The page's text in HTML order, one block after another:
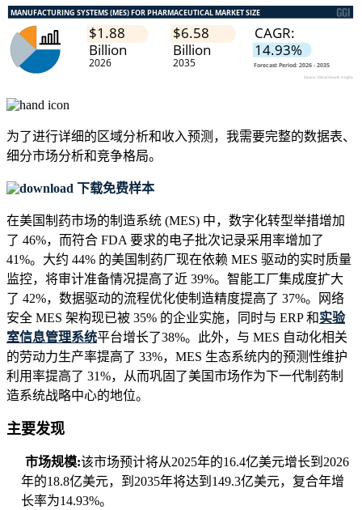
为了进行详细的区域分析和收入预测，我需要完整的数据表、
细分市场分析和竞争格局。
下载免费样本
在美国制药市场的制造系统 (MES) 中，数字化转型举措增加
了 46%，而符合 FDA 要求的电子批次记录采用率增加了
41%。大约 44% 的美国制药厂现在依赖 MES 驱动的实时质量
监控，将审计准备情况提高了近 39%。智能工厂集成度扩大
了 42%，数据驱动的流程优化使制造精度提高了 37%。网络
安全 MES 架构现已被 35% 的企业实施，同时与 ERP 和实验
室信息管理系统平台增长了38%。此外，与 MES 自动化相关
的劳动力生产率提高了 33%，MES 生态系统内的预测性维护
利用率提高了 31%，从而巩固了美国市场作为下一代制药制
造系统战略中心的地位。
主要发现
市场规模:该市场预计将从2025年的16.4亿美元增长到2026
年的18.8亿美元，到2035年将达到149.3亿美元，复合年增
长率为14.93%。